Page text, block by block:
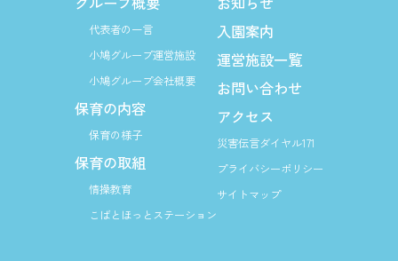
代表者の一言
小鳩グループ運営施設
小鳩グループ会社概要
保育の内容
保育の様子
保育の取組
情操教育
こばとほっとステーション
入園案内
運営施設一覧
お問い合わせ
アクセス
災害伝言ダイヤル171
プライバシーポリシー
サイトマップ